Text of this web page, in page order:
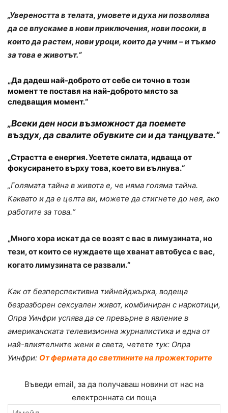
„Увереността в телата, умовете и духа ни позволява
да се впускаме в нови приключения, нови посоки, в
които да растем, нови уроци, които да учим – и тъкмо
за това е животът.“
„Да дадеш най-доброто от себе си точно в този
момент те поставя на най-доброто място за
следващия момент.“
„Всеки ден носи възможност да поемете
въздух, да свалите обувките си и да танцувате.“
„Страстта е енергия. Усетете силата, идваща от
фокусирането върху това, което ви вълнува.“
„Голямата тайна в живота е, че няма голяма тайна.
Каквато и да е целта ви, можете да стигнете до нея, ако
работите за това.“
„Много хора искат да се возят с вас в лимузината, но
тези, от които се нуждаете ще хванат автобуса с вас,
когато лимузината се развали.“
Как от безперспективна тийнейджърка, водеща
безразборен сексуален живот, комбиниран с наркотици,
Опра Уинфри успява да се превърне в явление в
американската телевизионна журналистика и една от
най-влиятелните жени в света, четете тук: Опра
Уинфри: От фермата до светлините на прожекторите
Въведи email, за да получаваш новини от нас на
електронната си поща